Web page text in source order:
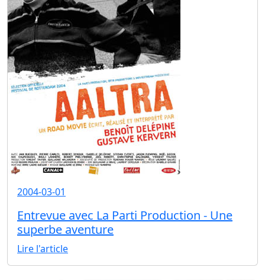
2004-03-01
Entrevue avec La Parti Production - Une
superbe aventure
Lire l'article